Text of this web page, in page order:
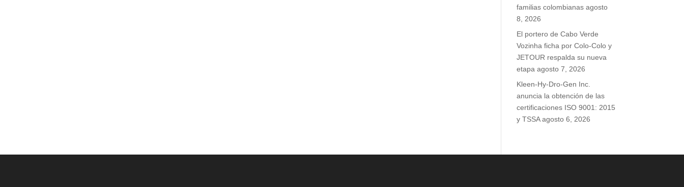
familias colombianas agosto
8, 2026
El portero de Cabo Verde
Vozinha ficha por Colo-Colo y
JETOUR respalda su nueva
etapa agosto 7, 2026
Kleen-Hy-Dro-Gen Inc.
anuncia la obtención de las
certificaciones ISO 9001: 2015
y TSSA agosto 6, 2026